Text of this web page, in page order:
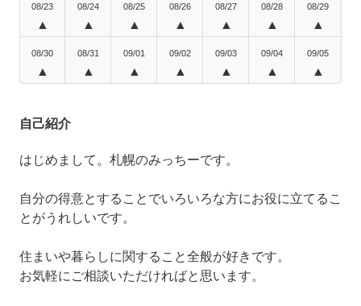
08/23
▲
08/24
▲
08/25
▲
08/26
▲
08/27
▲
08/28
▲
08/29
▲
08/30
▲
08/31
▲
09/01
▲
09/02
▲
09/03
▲
09/04
▲
09/05
▲
自己紹介
はじめまして。札幌のみっちーです。
自分の得意とすることでいろいろな方にお役に立てるこ
とがうれしいです。
住まいや暮らしに関すること全般が好きです。
お気軽にご相談いただければと思います。